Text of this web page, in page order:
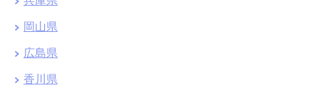
岡山県
広島県
香川県